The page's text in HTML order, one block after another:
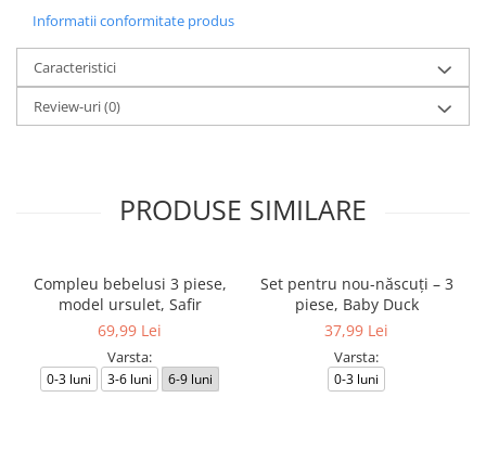
Informatii conformitate produs
Caracteristici
Review-uri(0)
PRODUSE SIMILARE
Compleu bebelusi 3 piese,
model ursulet, Safir
69,99 Lei
Varsta:
0-3 luni 3-6 luni 6-9 luni
Set pentru nou-născuți – 3
piese, Baby Duck
37,99 Lei
Varsta:
0-3 luni